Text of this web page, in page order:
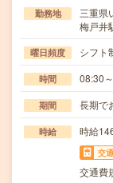
勤務地
三重県
梅戸井
曜日頻度 シフト
時間 08:30
期間 長期で
時給 時給
交
交通費